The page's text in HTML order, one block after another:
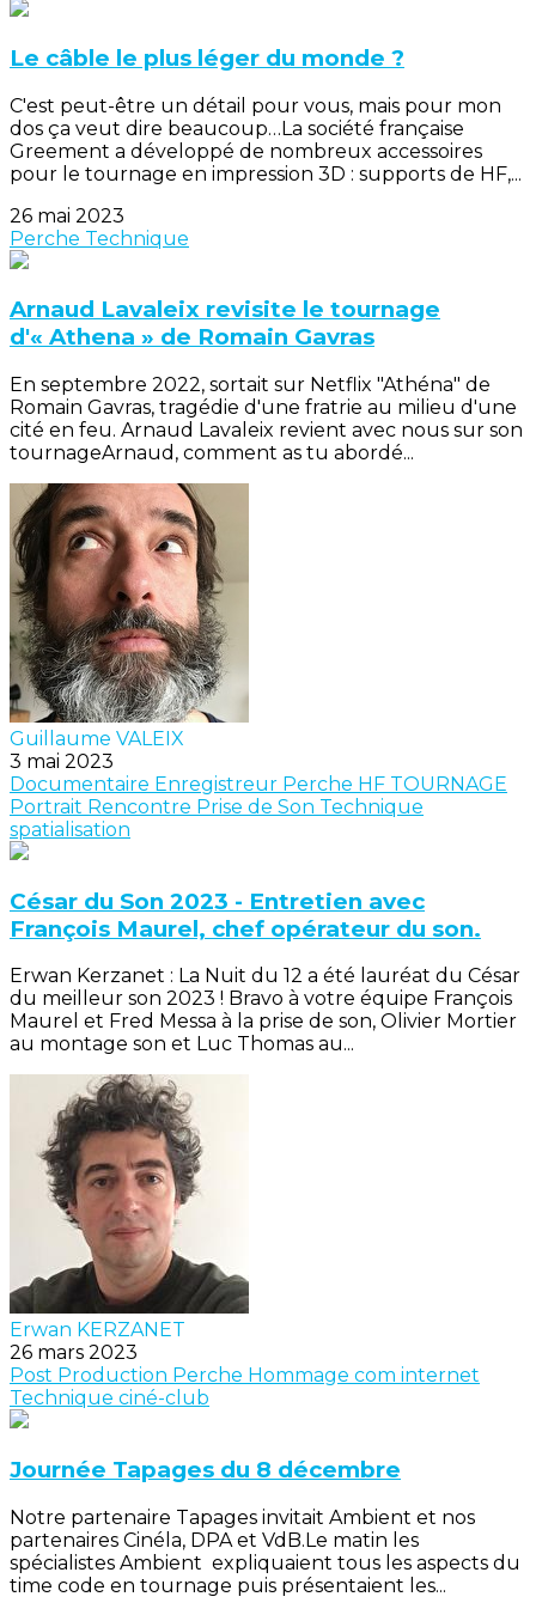
Le câble le plus léger du monde ?
C'est peut-être un détail pour vous, mais pour mon
dos ça veut dire beaucoup…La société française
Greement a développé de nombreux accessoires
pour le tournage en impression 3D : supports de HF,...
26 mai 2023
Perche Technique
Arnaud Lavaleix revisite le tournage
d'« Athena » de Romain Gavras
En septembre 2022, sortait sur Netflix "Athéna" de
Romain Gavras, tragédie d'une fratrie au milieu d'une
cité en feu. Arnaud Lavaleix revient avec nous sur son
tournageArnaud, comment as tu abordé...
Guillaume VALEIX
3 mai 2023
Documentaire Enregistreur Perche HF TOURNAGE
Portrait Rencontre Prise de Son Technique
spatialisation
César du Son 2023 - Entretien avec
François Maurel, chef opérateur du son.
Erwan Kerzanet : La Nuit du 12 a été lauréat du César
du meilleur son 2023 ! Bravo à votre équipe François
Maurel et Fred Messa à la prise de son, Olivier Mortier
au montage son et Luc Thomas au...
Erwan KERZANET
26 mars 2023
Post Production Perche Hommage com internet
Technique ciné-club
Journée Tapages du 8 décembre
Notre partenaire Tapages invitait Ambient et nos
partenaires Cinéla, DPA et VdB.Le matin les
spécialistes Ambient expliquaient tous les aspects du
time code en tournage puis présentaient les...